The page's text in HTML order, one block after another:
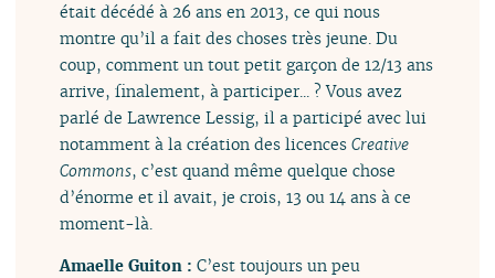
était décédé à 26 ans en 2013, ce qui nous
montre qu’il a fait des choses très jeune. Du
coup, comment un tout petit garçon de 12/13 ans
arrive, finalement, à participer... ? Vous avez
parlé de Lawrence Lessig, il a participé avec lui
notamment à la création des licencesCreative
Commons, c’est quand même quelque chose
d’énorme et il avait, je crois, 13 ou 14 ans à ce
moment-là.
Amaelle Guiton :C’est toujours un peu